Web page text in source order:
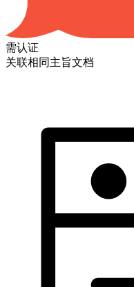
需认证
关联相同主旨文档